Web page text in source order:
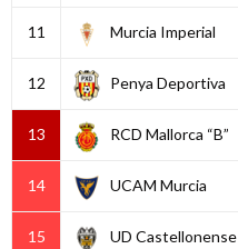
11 Murcia Imperial
12 Penya Deportiva
13 RCD Mallorca “B”
14 UCAM Murcia
15 UD Castellonense